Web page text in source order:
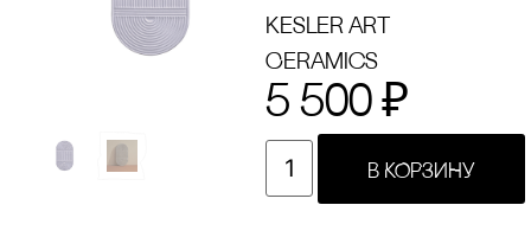
Kesler art
Ceramics
5 500 ₽
В КОРЗИНУ